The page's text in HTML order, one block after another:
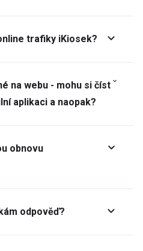
trafiky iKiosek?
na webu - mohu si číst
aplikaci a naopak?
obnovu
odpověď?